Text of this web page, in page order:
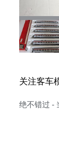
关注客车
绝不错过 -